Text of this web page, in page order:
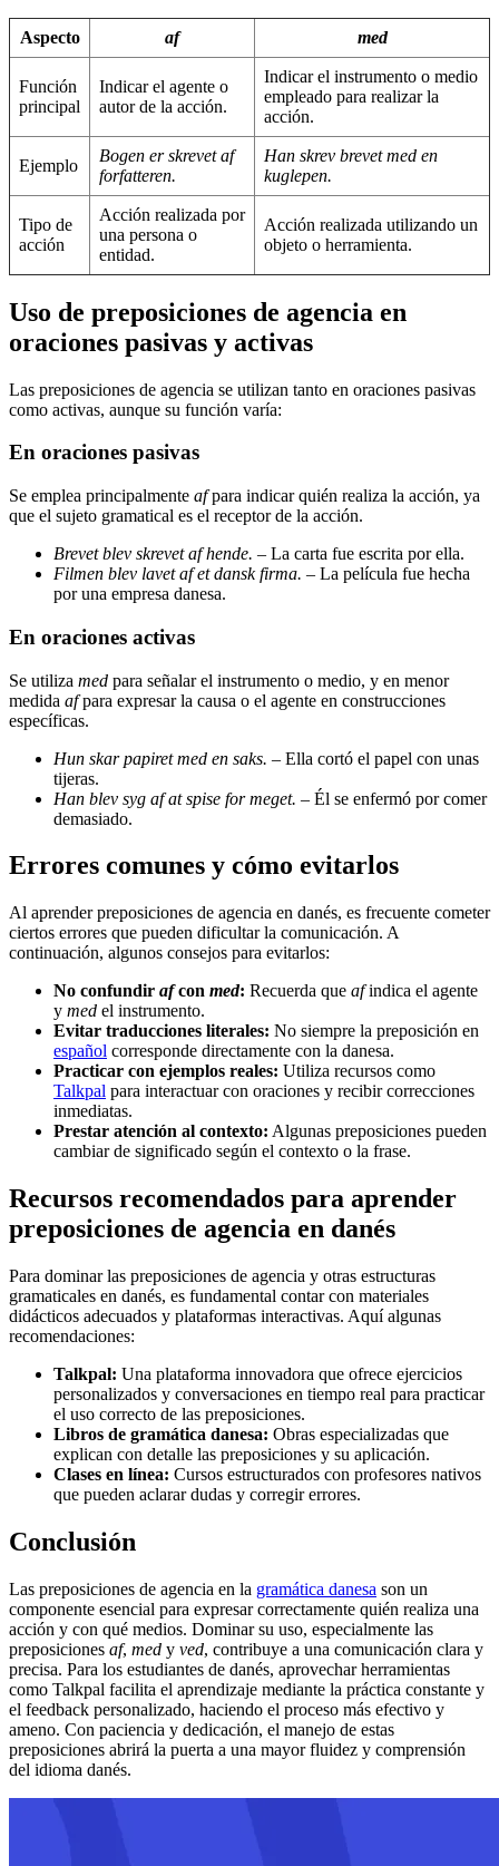
Aspecto af med
Función
principal
Indicar el agente o
autor de la acción.
Indicar el instrumento o medio
empleado para realizar la
acción.
Ejemplo
Bogen er skrevet af
forfatteren.
Han skrev brevet med en
kuglepen.
Tipo de
acción
Acción realizada por
una persona o
entidad.
Acción realizada utilizando un
objeto o herramienta.
Uso de preposiciones de agencia en
oraciones pasivas y activas
Las preposiciones de agencia se utilizan tanto en oraciones pasivas
como activas, aunque su función varía:
En oraciones pasivas
Se emplea principalmente afpara indicar quién realiza la acción, ya
que el sujeto gramatical es el receptor de la acción.
Brevet blev skrevet af hende. – La carta fue escrita por ella.
Filmen blev lavet af et dansk firma. – La película fue hecha
por una empresa danesa.
En oraciones activas
Se utiliza med para señalar el instrumento o medio, y en menor
medida afpara expresar la causa o el agente en construcciones
específicas.
Hun skar papiret med en saks. – Ella cortó el papel con unas
tijeras.
Han blev syg af at spise for meget. – Él se enfermó por comer
demasiado.
Errores comunes y cómo evitarlos
Al aprender preposiciones de agencia en danés, es frecuente cometer
ciertos errores que pueden dificultar la comunicación. A
continuación, algunos consejos para evitarlos:
No confundir afcon med: Recuerda que afindica el agente
y med el instrumento.
Evitar traducciones literales: No siempre la preposición en
español corresponde directamente con la danesa.
Practicar con ejemplos reales: Utiliza recursos como
Talkpal para interactuar con oraciones y recibir correcciones
inmediatas.
Prestar atención al contexto: Algunas preposiciones pueden
cambiar de significado según el contexto o la frase.
Recursos recomendados para aprender
preposiciones de agencia en danés
Para dominar las preposiciones de agencia y otras estructuras
gramaticales en danés, es fundamental contar con materiales
didácticos adecuados y plataformas interactivas. Aquí algunas
recomendaciones:
Talkpal: Una plataforma innovadora que ofrece ejercicios
personalizados y conversaciones en tiempo real para practicar
el uso correcto de las preposiciones.
Libros de gramática danesa: Obras especializadas que
explican con detalle las preposiciones y su aplicación.
Clases en línea: Cursos estructurados con profesores nativos
que pueden aclarar dudas y corregir errores.
Conclusión
Las preposiciones de agencia en la gramática danesa son un
componente esencial para expresar correctamente quién realiza una
acción y con qué medios. Dominar su uso, especialmente las
preposiciones af, med y ved, contribuye a una comunicación clara y
precisa. Para los estudiantes de danés, aprovechar herramientas
como Talkpal facilita el aprendizaje mediante la práctica constante y
el feedback personalizado, haciendo el proceso más efectivo y
ameno. Con paciencia y dedicación, el manejo de estas
preposiciones abrirá la puerta a una mayor fluidez y comprensión
del idioma danés.